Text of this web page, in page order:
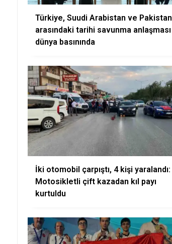
Türkiye, Suudi Arabistan ve Pakistan
arasındaki tarihi savunma anlaşması
dünya basınında
İki otomobil çarpıştı, 4 kişi yaralandı:
Motosikletli çift kazadan kıl payı
kurtuldu